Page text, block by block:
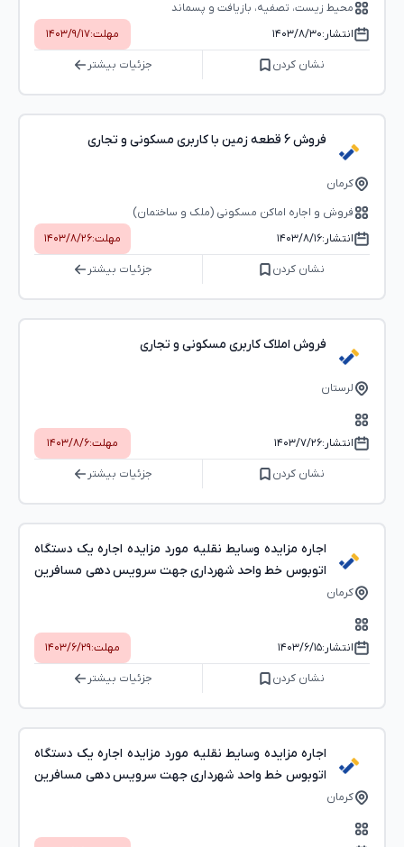
محیط زیست، تصفیه، بازیافت و پسماند
انتشار:۱۴۰۳/۸/۳۰ مهلت:۱۴۰۳/۹/۱۷
نشان کردن جزئیات بیشتر
فروش 6 قطعه زمین با کاربری مسکونی و تجاری
کرمان
فروش و اجاره اماکن مسکونی (ملک و ساختمان)
انتشار:۱۴۰۳/۸/۱۶ مهلت:۱۴۰۳/۸/۲۶
نشان کردن جزئیات بیشتر
فروش املاک کاربری مسکونی و تجاری
لرستان
انتشار:۱۴۰۳/۷/۲۶ مهلت:۱۴۰۳/۸/۶
نشان کردن جزئیات بیشتر
اجاره مزایده وسایط نقلیه مورد مزایده اجاره یک دستگاه
اتوبوس خط واحد شهرداری جهت سرویس دهی مسافرین
کرمان
انتشار:۱۴۰۳/۶/۱۵ مهلت:۱۴۰۳/۶/۲۹
نشان کردن جزئیات بیشتر
اجاره مزایده وسایط نقلیه مورد مزایده اجاره یک دستگاه
اتوبوس خط واحد شهرداری جهت سرویس دهی مسافرین
کرمان